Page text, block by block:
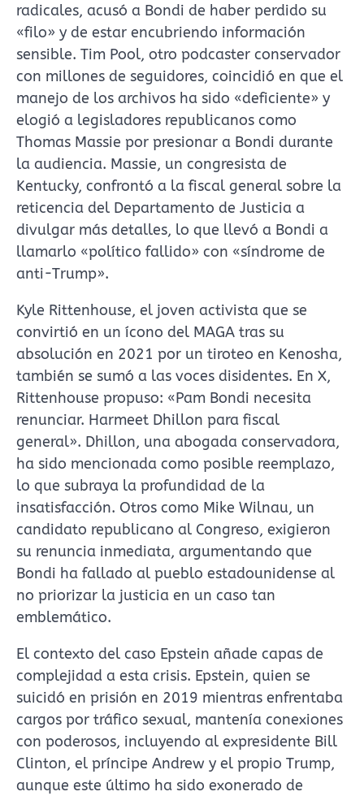
radicales, acusó a Bondi de haber perdido su
«filo» y de estar encubriendo información
sensible. Tim Pool, otro podcaster conservador
con millones de seguidores, coincidió en que el
manejo de los archivos ha sido «deficiente» y
elogió a legisladores republicanos como
Thomas Massie por presionar a Bondi durante
la audiencia. Massie, un congresista de
Kentucky, confrontó a la fiscal general sobre la
reticencia del Departamento de Justicia a
divulgar más detalles, lo que llevó a Bondi a
llamarlo «político fallido» con «síndrome de
anti-Trump».
Kyle Rittenhouse, el joven activista que se
convirtió en un ícono del MAGA tras su
absolución en 2021 por un tiroteo en Kenosha,
también se sumó a las voces disidentes. En X,
Rittenhouse propuso: «Pam Bondi necesita
renunciar. Harmeet Dhillon para fiscal
general». Dhillon, una abogada conservadora,
ha sido mencionada como posible reemplazo,
lo que subraya la profundidad de la
insatisfacción. Otros como Mike Wilnau, un
candidato republicano al Congreso, exigieron
su renuncia inmediata, argumentando que
Bondi ha fallado al pueblo estadounidense al
no priorizar la justicia en un caso tan
emblemático.
El contexto del caso Epstein añade capas de
complejidad a esta crisis. Epstein, quien se
suicidó en prisión en 2019 mientras enfrentaba
cargos por tráfico sexual, mantenía conexiones
con poderosos, incluyendo al expresidente Bill
Clinton, el príncipe Andrew y el propio Trump,
aunque este último ha sido exonerado de